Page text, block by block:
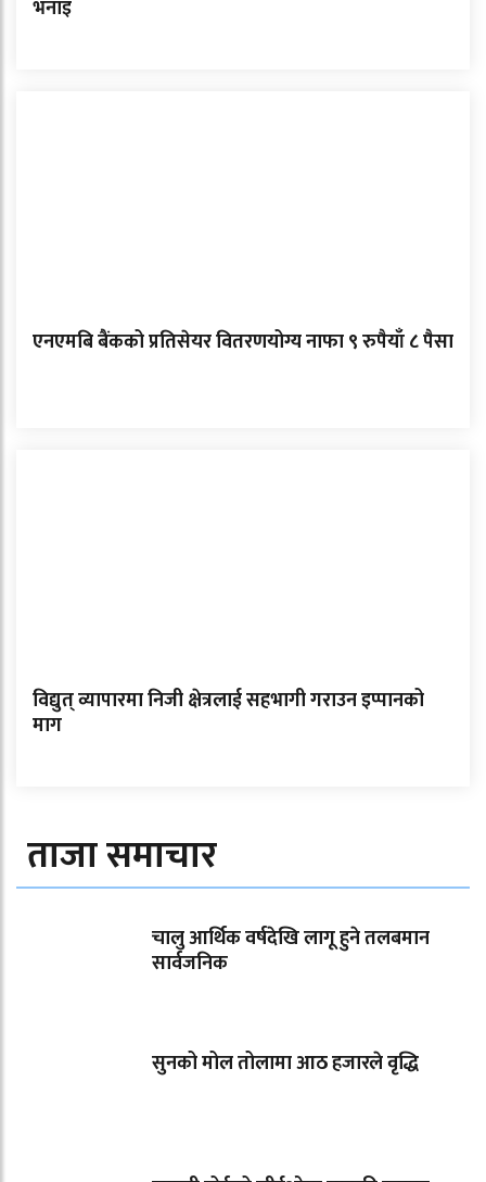
भनाइ
एनएमबि बैंकको प्रतिसेयर वितरणयोग्य नाफा ९ रुपैयाँ ८ पैसा
विद्युत् व्यापारमा निजी क्षेत्रलाई सहभागी गराउन इप्पानको
माग
ताजा समाचार
चालु आर्थिक वर्षदेखि लागू हुने तलबमान
सार्वजनिक
सुनको मोल तोलामा आठ हजारले वृद्धि